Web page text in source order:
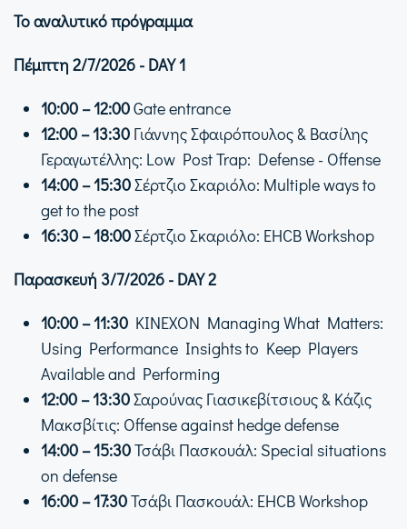
Το αναλυτικό πρόγραμμα
Πέμπτη 2/7/2026 - DAY 1
10:00 – 12:00Gate entrance
12:00 – 13:30 Γιάννης Σφαιρόπουλος & Βασίλης
Γεραγωτέλλης: Low Post Trap: Defense - Offense
14:00 – 15:30Σέρτζιο Σκαριόλο: Multiple ways to
get to the post
16:30 – 18:00Σέρτζιο Σκαριόλο: EHCB Workshop
Παρασκευή 3/7/2026 - DAY 2
10:00 – 11:30 KINEXON Managing What Matters:
Using Performance Insights to Keep Players
Available and Performing
12:00 – 13:30Σαρούνας Γιασικεβίτσιους & Κάζις
Μακσβίτις: Offense against hedge defense
14:00 – 15:30Τσάβι Πασκουάλ: Special situations
on defense
16:00 – 17:30Τσάβι Πασκουάλ: EHCB Workshop